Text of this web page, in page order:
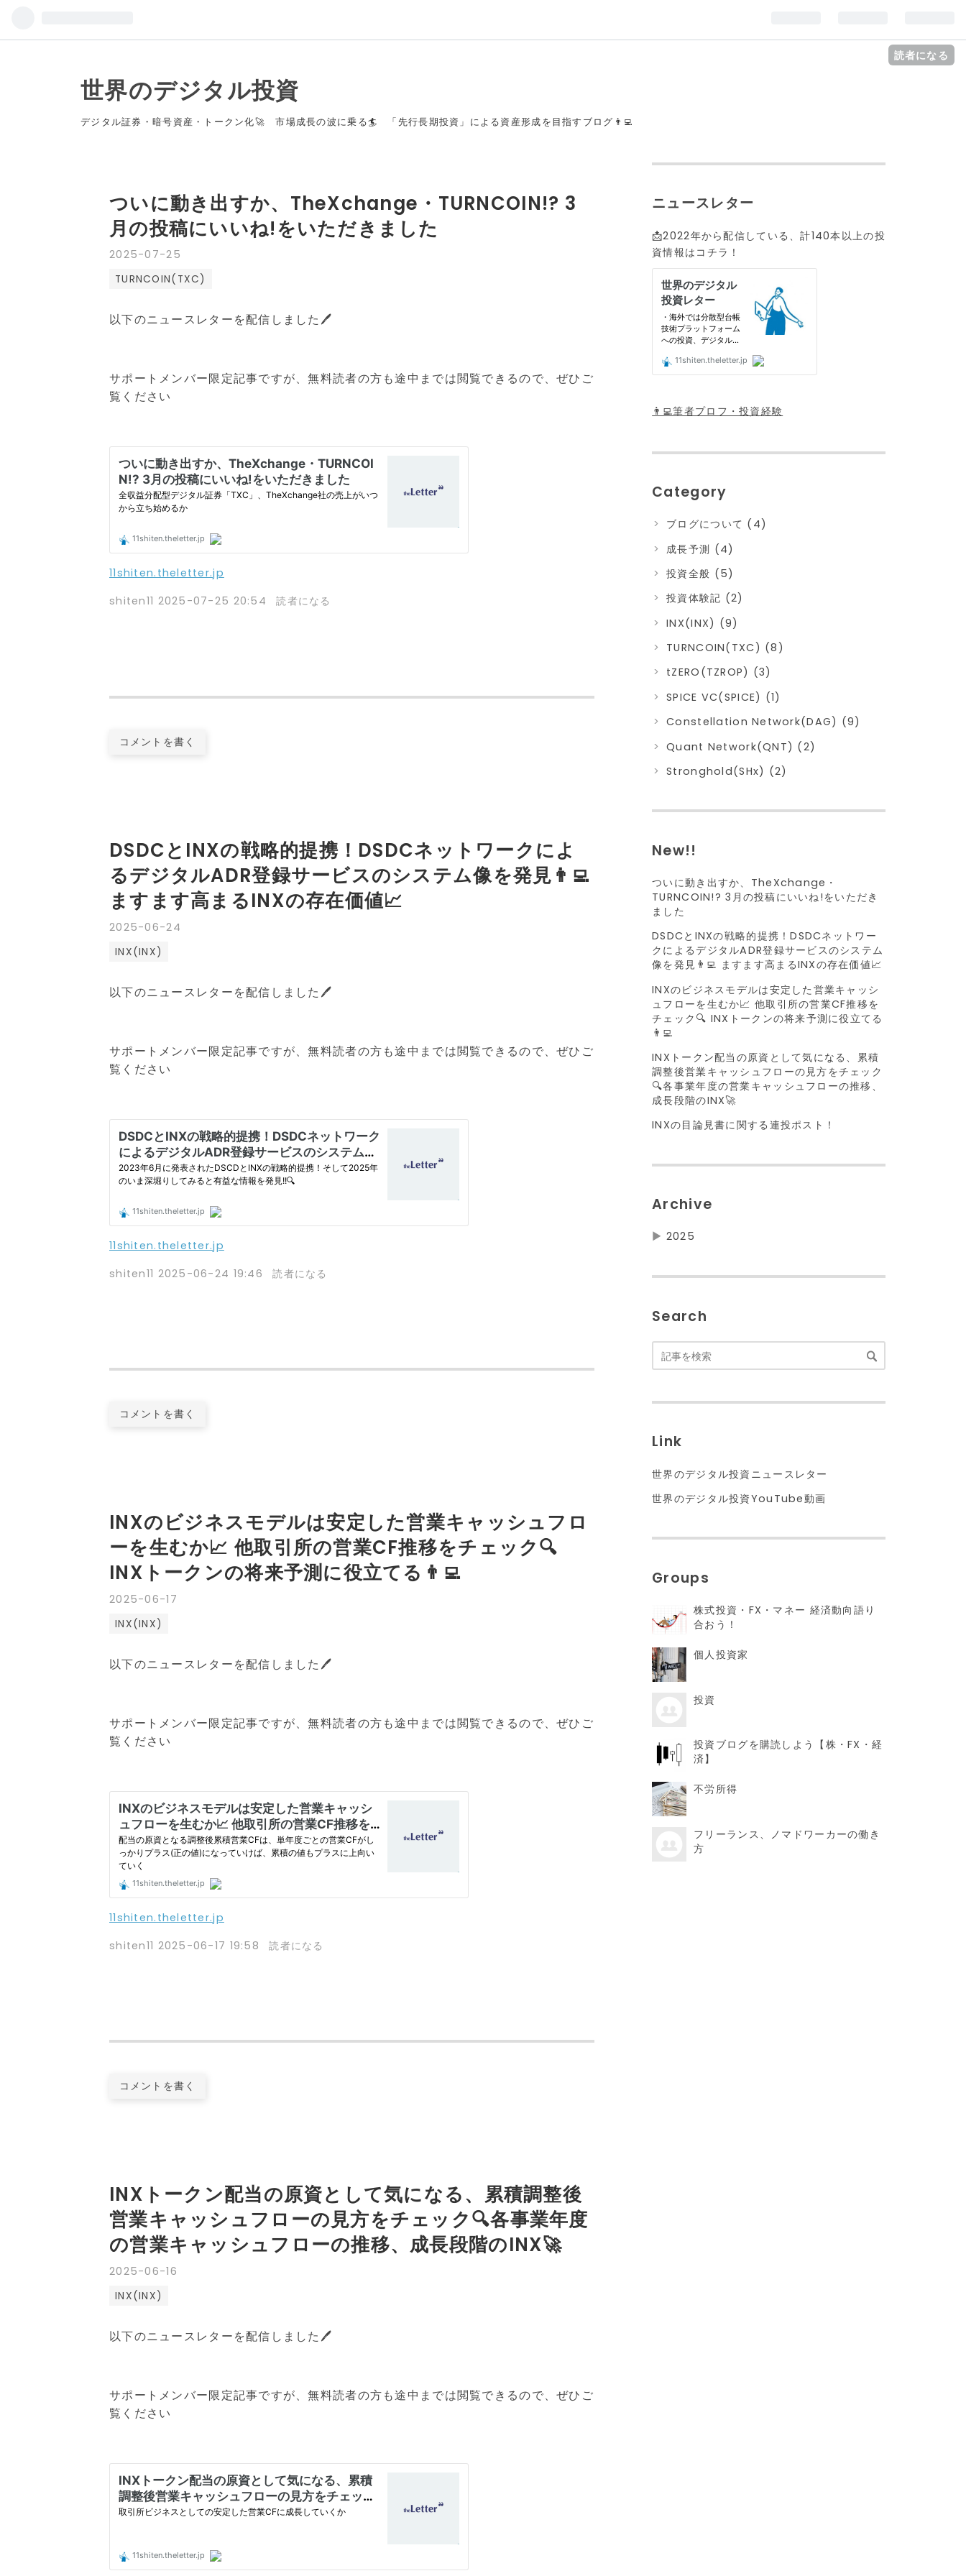
読者になる
世界のデジタル投資
デジタル証券・暗号資産・トークン化🚀 市場成長の波に乗る🏄 「先行長期投資」による資産形成を目指すブログ👨‍💻
2025-07-25
ついに動き出すか、TheXchange・TURNCOIN!? 3
月の投稿にいいね!をいただきました
TURNCOIN(TXC)
以下のニュースレターを配信しました🖊
サポートメンバー限定記事ですが、無料読者の方も途中までは閲覧できるので、ぜひご
覧ください
11shiten.theletter.jp
shiten11 2025-07-25 20:54 読者になる
コメントを書く
2025-06-24
DSDCとINXの戦略的提携！DSDCネットワークによ
るデジタルADR登録サービスのシステム像を発見👨‍💻
ますます高まるINXの存在価値📈
INX(INX)
以下のニュースレターを配信しました🖊
サポートメンバー限定記事ですが、無料読者の方も途中までは閲覧できるので、ぜひご
覧ください
11shiten.theletter.jp
shiten11 2025-06-24 19:46 読者になる
コメントを書く
2025-06-17
INXのビジネスモデルは安定した営業キャッシュフロ
ーを生むか📈 他取引所の営業CF推移をチェック🔍
INXトークンの将来予測に役立てる👨‍💻
INX(INX)
以下のニュースレターを配信しました🖊
サポートメンバー限定記事ですが、無料読者の方も途中までは閲覧できるので、ぜひご
覧ください
11shiten.theletter.jp
shiten11 2025-06-17 19:58 読者になる
コメントを書く
2025-06-16
INXトークン配当の原資として気になる、累積調整後
営業キャッシュフローの見方をチェック🔍各事業年度
の営業キャッシュフローの推移、成長段階のINX🚀
INX(INX)
以下のニュースレターを配信しました🖊
サポートメンバー限定記事ですが、無料読者の方も途中までは閲覧できるので、ぜひご
覧ください
ニュースレター
📩2022年から配信している、計140本以上の投
資情報はコチラ！
👨‍💻筆者プロフ・投資経験
Category
ブログについて (4)
成長予測 (4)
投資全般 (5)
投資体験記 (2)
INX(INX) (9)
TURNCOIN(TXC) (8)
tZERO(TZROP) (3)
SPICE VC(SPICE) (1)
Constellation Network(DAG) (9)
Quant Network(QNT) (2)
Stronghold(SHx) (2)
New!!
ついに動き出すか、TheXchange・
TURNCOIN!? 3月の投稿にいいね!をいただき
ました
DSDCとINXの戦略的提携！DSDCネットワー
クによるデジタルADR登録サービスのシステム
像を発見👨‍💻 ますます高まるINXの存在価値📈
INXのビジネスモデルは安定した営業キャッシ
ュフローを生むか📈 他取引所の営業CF推移を
チェック🔍 INXトークンの将来予測に役立てる
👨‍💻
INXトークン配当の原資として気になる、累積
調整後営業キャッシュフローの見方をチェック
🔍各事業年度の営業キャッシュフローの推移、
成長段階のINX🚀
INXの目論見書に関する連投ポスト！
Archive
▶ 2025
Search
Link
世界のデジタル投資ニュースレター
世界のデジタル投資YouTube動画
Groups
株式投資・FX・マネー 経済動向語り
合おう！
個人投資家
投資
投資ブログを購読しよう【株・FX・経
済】
不労所得
フリーランス、ノマドワーカーの働き
方